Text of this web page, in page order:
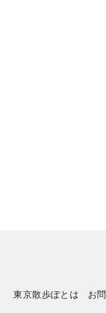
東京散歩ぽとは お